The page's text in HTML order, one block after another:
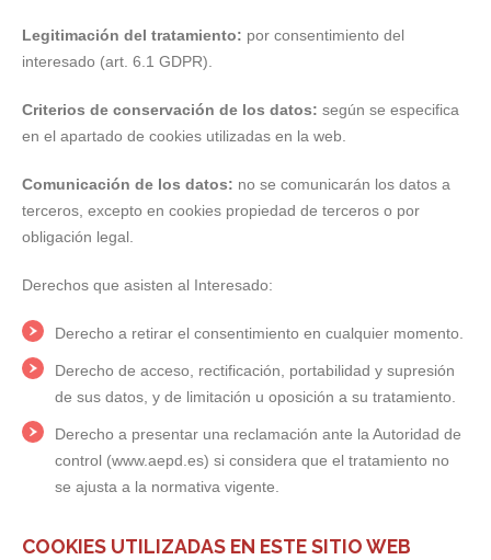
Legitimación del tratamiento: por consentimiento del
interesado (art. 6.1 GDPR).
Criterios de conservación de los datos: según se especifica
en el apartado de cookies utilizadas en la web.
Comunicación de los datos: no se comunicarán los datos a
terceros, excepto en cookies propiedad de terceros o por
obligación legal.
Derechos que asisten al Interesado:
Derecho a retirar el consentimiento en cualquier momento.
Derecho de acceso, rectificación, portabilidad y supresión
de sus datos, y de limitación u oposición a su tratamiento.
Derecho a presentar una reclamación ante la Autoridad de
control (www.aepd.es) si considera que el tratamiento no
se ajusta a la normativa vigente.
COOKIES UTILIZADAS EN ESTE SITIO WEB